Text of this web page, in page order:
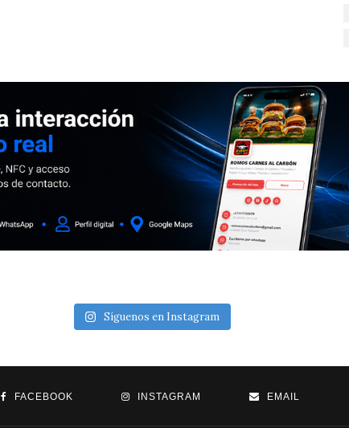
Síguenos en Instagram
FACEBOOK INSTAGRAM EMAIL